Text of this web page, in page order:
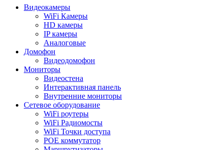
Видеокамеры
WiFi Камеры
HD камеры
IP камеры
Аналоговые
Домофон
Видеодомофон
Мониторы
Видеостена
Интерактивная панель
Внутренние мониторы
Сетевое оборудование
WiFi роутеры
WiFi Радиомосты
WiFi Точки доступа
POE коммутатор